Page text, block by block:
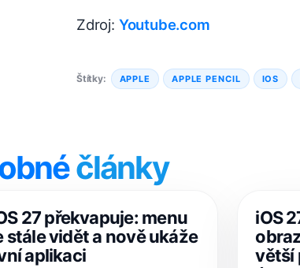
Zdroj: Youtube.com
Štítky: APPLE APPLE PENCIL IOS
články
27 překvapuje: menu
stále vidět a nově ukáže
aplikaci
iOS
větší